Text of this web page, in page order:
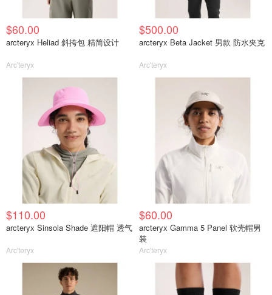
$60.00
arcteryx Heliad 斜挎包 精简设计
Arc'teryx
$500.00
arcteryx Beta Jacket 男款 防水夹克
Arc'teryx
$110.00
arcteryx Sinsola Shade 遮阳帽 透气
Arc'teryx
$60.00
arcteryx Gamma 5 Panel 软壳帽男
装
Arc'teryx